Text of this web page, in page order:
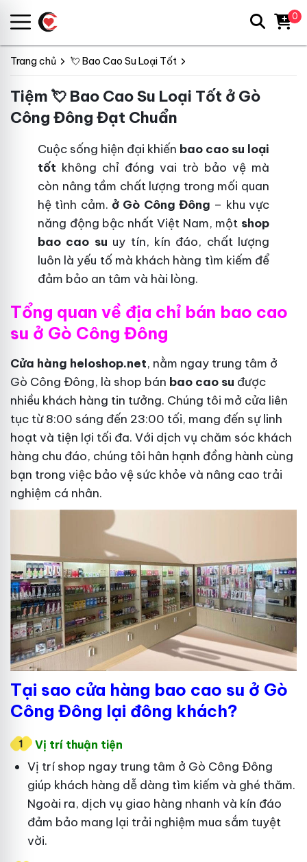
Trang chủ 💘 Bao Cao Su Loại Tốt
Tiệm 💘 Bao Cao Su Loại Tốt ở Gò
Công Đông Đạt Chuẩn
Cuộc sống hiện đại khiến bao cao su loại
tốt không chỉ đóng vai trò bảo vệ mà
còn nâng tầm chất lượng trong mối quan
hệ tình cảm. ở Gò Công Đông – khu vực
năng động bậc nhất Việt Nam, một shop
bao cao su uy tín, kín đáo, chất lượng
luôn là yếu tố mà khách hàng tìm kiếm để
đảm bảo an tâm và hài lòng.
Tổng quan về địa chỉ bán bao cao
su ở Gò Công Đông
Cửa hàng heloshop.net, nằm ngay trung tâm ở
Gò Công Đông, là shop bán bao cao su được
nhiều khách hàng tin tưởng. Chúng tôi mở cửa liên
tục từ 8:00 sáng đến 23:00 tối, mang đến sự linh
hoạt và tiện lợi tối đa. Với dịch vụ chăm sóc khách
hàng chu đáo, chúng tôi hân hạnh đồng hành cùng
bạn trong việc bảo vệ sức khỏe và nâng cao trải
nghiệm cá nhân.
Tại sao cửa hàng bao cao su ở Gò
Công Đông lại đông khách?
Vị trí thuận tiện
Vị trí shop ngay trung tâm ở Gò Công Đông
giúp khách hàng dễ dàng tìm kiếm và ghé thăm.
Ngoài ra, dịch vụ giao hàng nhanh và kín đáo
đảm bảo mang lại trải nghiệm mua sắm tuyệt
vời.
0